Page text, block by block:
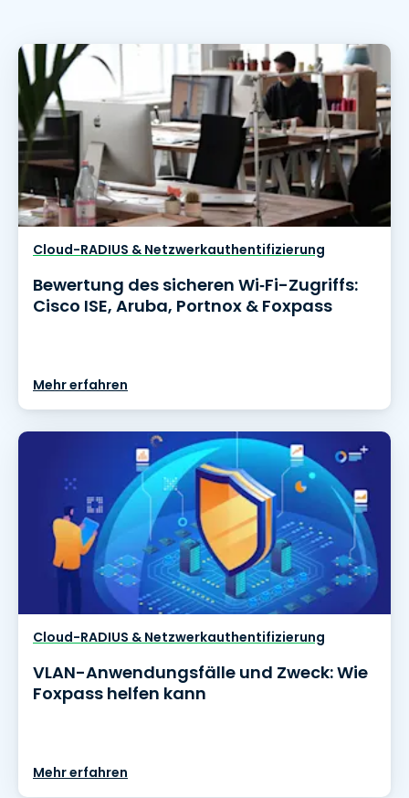
Cloud-RADIUS & Netzwerkauthentifizierung
Bewertung des sicheren Wi‑Fi-Zugriffs:
Cisco ISE, Aruba, Portnox & Foxpass
Mehr erfahren
Cloud-RADIUS & Netzwerkauthentifizierung
VLAN-Anwendungsfälle und Zweck: Wie
Foxpass helfen kann
Mehr erfahren